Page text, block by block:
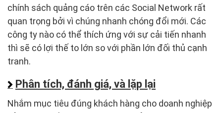
chính sách quảng cáo trên các Social Network rất
quan trọng bởi vì chúng nhanh chóng đổi mới. Các
công ty nào có thể thích ứng với sự cải tiến nhanh
thì sẽ có lợi thế to lớn so với phần lớn đối thủ cạnh
tranh.
Phân tích, đánh giá, và lặp lại
Nhắm mục tiêu đúng khách hàng cho doanh nghiệp